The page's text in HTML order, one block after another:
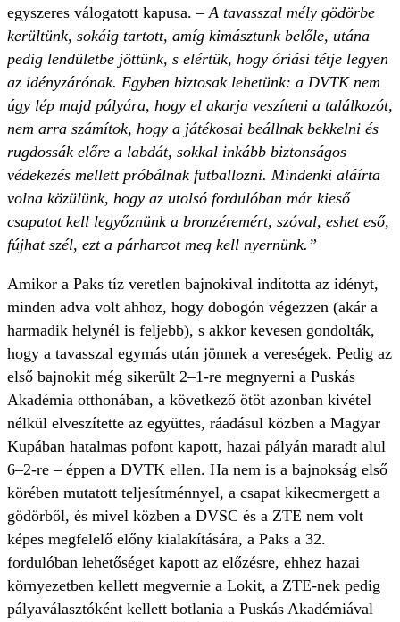
egyszeres válogatott kapusa. –A tavasszal mély gödörbe
kerültünk, sokáig tartott, amíg kimásztunk belőle, utána
pedig lendületbe jöttünk, s elértük, hogy óriási tétje legyen
az idényzárónak. Egyben biztosak lehetünk: a DVTK nem
úgy lép majd pályára, hogy el akarja veszíteni a találkozót,
nem arra számítok, hogy a játékosai beállnak bekkelni és
rugdossák előre a labdát, sokkal inkább biztonságos
védekezés mellett próbálnak futballozni. Mindenki aláírta
volna közülünk, hogy az utolsó fordulóban már kieső
csapatot kell legyőznünk a bronz­éremért, szóval, eshet eső,
fújhat szél, ezt a párharcot meg kell nyernünk.”
Amikor a Paks tíz veretlen bajnokival indította az idényt,
minden adva volt ahhoz, hogy dobogón végezzen (akár a
harmadik helynél is feljebb), s akkor kevesen gondolták,
hogy a tavasszal egymás után jönnek a vereségek. Pedig az
első bajnokit még sikerült 2–1-re megnyerni a Puskás
Akadémia otthonában, a következő ötöt azonban kivétel
nélkül elveszítette az együttes, ráadásul közben a Magyar
Kupában hatalmas pofont kapott, hazai pályán maradt alul
6–2-re – éppen a DVTK ellen. Ha nem is a bajnokság első
körében mutatott teljesítménnyel, a csapat kikecmergett a
gödörből, és mivel közben a DVSC és a ZTE nem volt
képes megfelelő előny kialakítására, a Paks a 32.
fordulóban lehetőséget kapott az előzésre, ehhez hazai
környezetben kellett megvernie a Lokit, a ZTE-nek pedig
pályaválasztóként kellett botlania a Puskás Akadémiával